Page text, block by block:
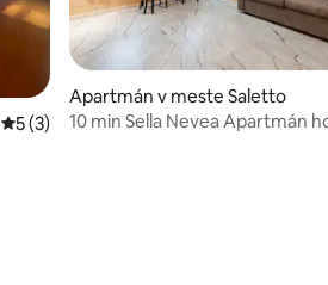
Priemerné ohodnotenie 5 z 5, počet
5 (3)
Apartmán v meste Saletto
10 min Sella Nevea Apartmán